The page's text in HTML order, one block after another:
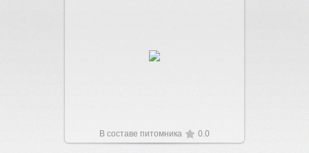
Увеличить
В составе питомника 0.0